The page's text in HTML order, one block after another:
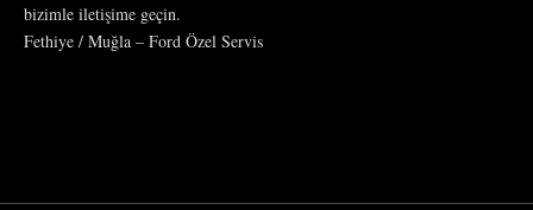
bizimle iletişime geçin.
Fethiye / Muğla – Ford Özel Servis